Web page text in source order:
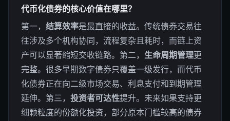
代币化债券的核心价值在哪里？
第一， 结算效率是最直接的收益。传统债券交易往
往涉及多个机构协同，流程复杂且耗时，而链上资
产可以显著缩短交收链路。第二， 生命周期管理更
完整。很多早期数字债券只覆盖一级发行，而代币
化债券正在向二级市场交易、利息支付和到期管理
延伸。第三， 投资者可达性提升。未来如果支持更
细颗粒度的份额化投资，部分原本门槛较高的债券